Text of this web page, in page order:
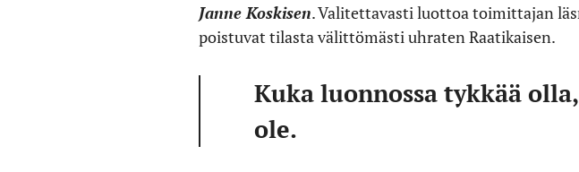
Janne Koskisen. Valitettavasti luottoa toimittajan
poistuvat tilasta välittömästi uhraten Raatikaisen.
Kuka luonnossa tykkää
ole.